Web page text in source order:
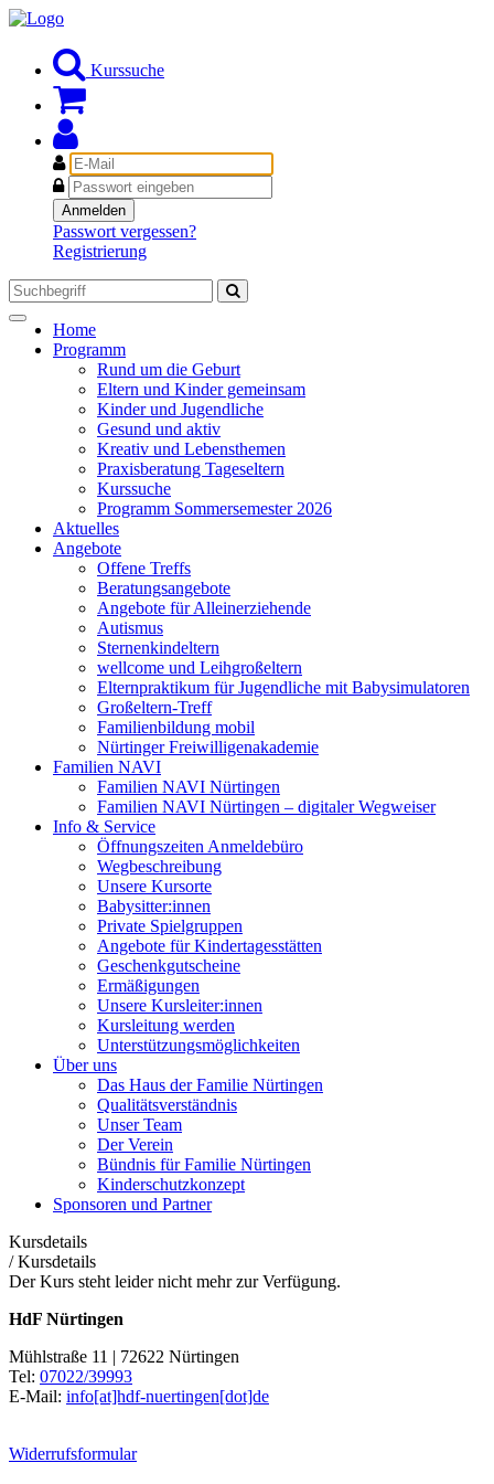
Kurssuche
E-
Mail
Passwort
Anmelden
Passwort vergessen?
Registrierung
Toggle
navigation
Home
Programm
Rund um die Geburt
Eltern und Kinder gemeinsam
Kinder und Jugendliche
Gesund und aktiv
Kreativ und Lebensthemen
Praxisberatung Tageseltern
Kurssuche
Programm Sommersemester 2026
Aktuelles
Angebote
Offene Treffs
Beratungsangebote
Angebote für Alleinerziehende
Autismus
Sternenkindeltern
wellcome und Leihgroßeltern
Elternpraktikum für Jugendliche mit Babysimulatoren
Großeltern-Treff
Familienbildung mobil
Nürtinger Freiwilligenakademie
Familien NAVI
Familien NAVI Nürtingen
Familien NAVI Nürtingen – digitaler Wegweiser
Info & Service
Öffnungszeiten Anmeldebüro
Wegbeschreibung
Unsere Kursorte
Babysitter:innen
Private Spielgruppen
Angebote für Kindertagesstätten
Geschenkgutscheine
Ermäßigungen
Unsere Kursleiter:innen
Kursleitung werden
Unterstützungsmöglichkeiten
Über uns
Das Haus der Familie Nürtingen
Qualitätsverständnis
Unser Team
Der Verein
Bündnis für Familie Nürtingen
Kinderschutzkonzept
Sponsoren und Partner
Kursdetails
/Kursdetails
Der Kurs steht leider nicht mehr zur Verfügung.
HdF Nürtingen
Mühlstraße 11 | 72622 Nürtingen
Tel: 07022/39993
E-Mail: info[at]hdf-nuertingen[dot]de
Widerrufsformular